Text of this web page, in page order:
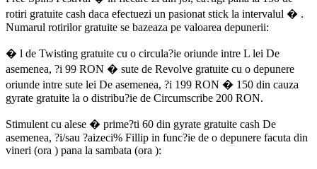
rotiri gratuite cash daca efectuezi un pasionat stick la intervalul � .
Numarul rotirilor gratuite se bazeaza pe valoarea depunerii:
� l de Twisting gratuite cu o circula?ie oriunde intre L lei De
asemenea, ?i 99 RON � sute de Revolve gratuite cu o depunere
oriunde intre sute lei De asemenea, ?i 199 RON � 150 din cauza
gyrate gratuite la o distribu?ie de Circumscribe 200 RON.
Stimulent cu alese � prime?ti 60 din gyrate gratuite cash De
asemenea, ?i/sau ?aizeci% Fillip in func?ie de o depunere facuta din
vineri (ora ) pana la sambata (ora ):